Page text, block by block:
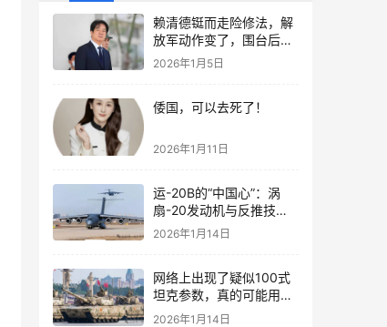
赖清德铤而走险修法，解
放军动作变了，围台后的
“真正杀招”曝光
2026年1月5日
倭国，可以去死了！
2026年1月11日
运-20B的“中国心”：涡
扇-20发动机与反推技术
大突破！
2026年1月14日
网络上出现了疑似100式
坦克参数，真的可能用了
钛合金装甲！
2026年1月14日